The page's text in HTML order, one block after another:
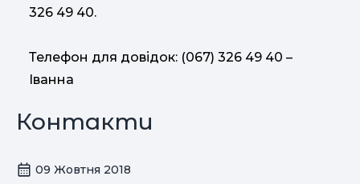
326 49 40.
Телефон для довідок: (067) 326 49 40 –
Іванна
Контакти
09 Жовтня 2018